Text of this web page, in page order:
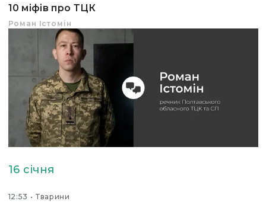
10 міфів про ТЦК
Роман Істомін
16 січня
12:53 Тварини